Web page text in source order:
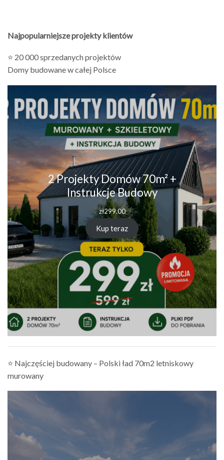
Najpopularniejsze projekty klientów
⭐ 20 000 sprzedanych projektów
Domy budowane w całej Polsce
2 Projekty Domów 70m² +
Instrukcje Budowy
zł299.00
Kup teraz
⭐ Najczęściej budowany – Polski ład 70m2 letniskowy
murowany